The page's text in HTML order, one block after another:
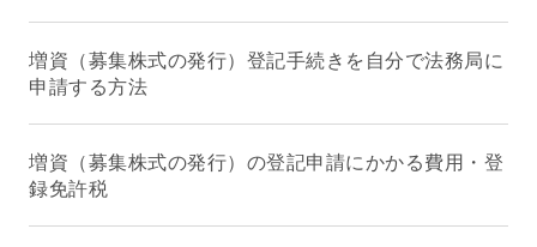
増資（募集株式の発行）登記手続きを自分で法務局に
申請する方法
増資（募集株式の発行）の登記申請にかかる費用・登
録免許税